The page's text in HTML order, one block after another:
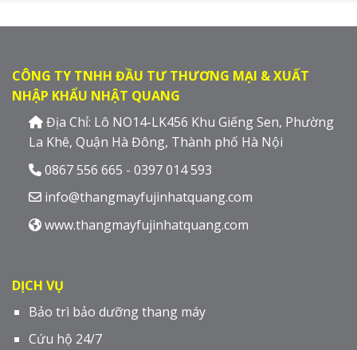
CÔNG TY TNHH ĐẦU TƯ THƯƠNG MẠI & XUẤT
NHẬP KHẨU NHẬT QUANG
Địa Chỉ: Lô NO14-LK456 Khu Giếng Sen, Phường
La Khê, Quận Hà Đông, Thành phố Hà Nội
0867 556 665 - 0397 014 593
info@thangmayfujinhatquang.com
www.thangmayfujinhatquang.com
DỊCH VỤ
Bảo trì bảo dưỡng thang máy
Cứu hộ 24/7